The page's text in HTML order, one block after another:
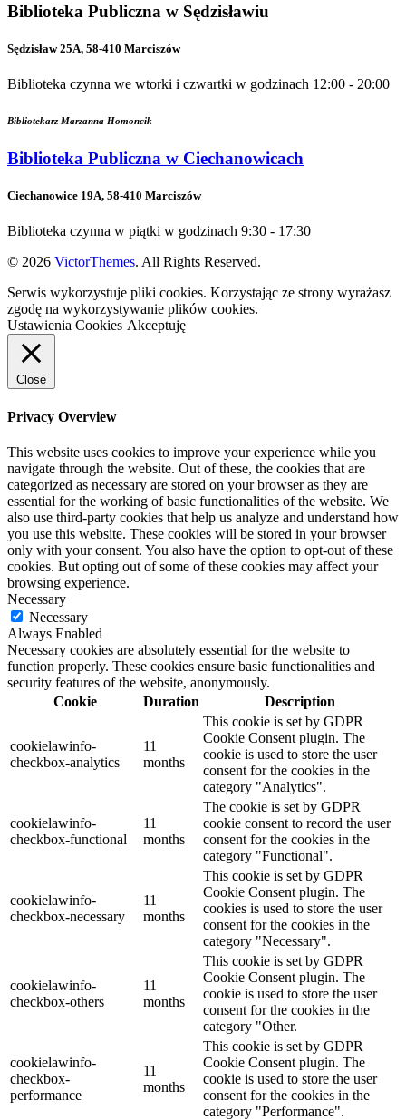
Biblioteka Publiczna w Sędzisławiu
Sędzisław 25A, 58-410 Marciszów
Biblioteka czynna we wtorki i czwartki w godzinach 12:00 - 20:00
Bibliotekarz Marzanna Homoncik
Biblioteka Publiczna w Ciechanowicach
Ciechanowice 19A, 58-410 Marciszów
Biblioteka czynna w piątki w godzinach 9:30 - 17:30
© 2026 VictorThemes. All Rights Reserved.
Serwis wykorzystuje pliki cookies. Korzystając ze strony wyrażasz
zgodę na wykorzystywanie plików cookies.
Ustawienia Cookies Akceptuję
Close
Privacy Overview
This website uses cookies to improve your experience while you
navigate through the website. Out of these, the cookies that are
categorized as necessary are stored on your browser as they are
essential for the working of basic functionalities of the website. We
also use third-party cookies that help us analyze and understand how
you use this website. These cookies will be stored in your browser
only with your consent. You also have the option to opt-out of these
cookies. But opting out of some of these cookies may affect your
browsing experience.
Necessary
Necessary
Always Enabled
Necessary cookies are absolutely essential for the website to
function properly. These cookies ensure basic functionalities and
security features of the website, anonymously.
Cookie
Duration Description
cookielawinfo-
checkbox-analytics
11
months
This cookie is set by GDPR
Cookie Consent plugin. The
cookie is used to store the user
consent for the cookies in the
category "Analytics".
cookielawinfo-
checkbox-functional
11
months
The cookie is set by GDPR
cookie consent to record the user
consent for the cookies in the
category "Functional".
cookielawinfo-
checkbox-necessary
11
months
This cookie is set by GDPR
Cookie Consent plugin. The
cookies is used to store the user
consent for the cookies in the
category "Necessary".
cookielawinfo-
checkbox-others
11
months
This cookie is set by GDPR
Cookie Consent plugin. The
cookie is used to store the user
consent for the cookies in the
category "Other.
cookielawinfo-
checkbox-
performance
11
months
This cookie is set by GDPR
Cookie Consent plugin. The
cookie is used to store the user
consent for the cookies in the
category "Performance".